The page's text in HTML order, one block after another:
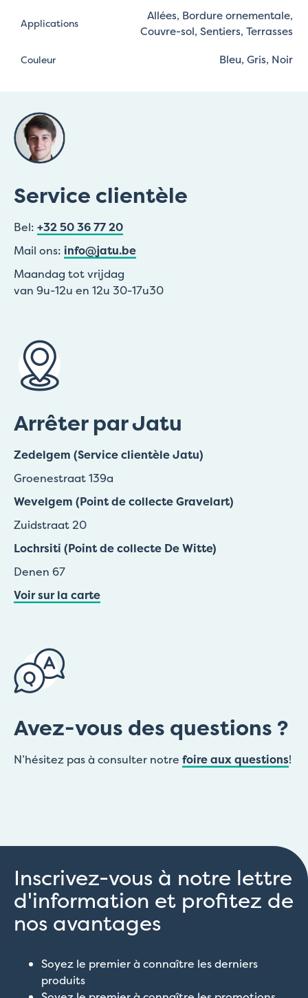
Applications
Allées, Bordure ornementale,
Couvre-sol, Sentiers, Terrasses
Couleur Bleu, Gris, Noir
Service clientèle
Bel: +32 50 36 77 20
Mail ons: info@jatu.be
Maandag tot vrijdag
van 9u-12u en 12u 30-17u30
Arrêter par Jatu
Zedelgem (Service clientèle Jatu)
Groenestraat 139a
Wevelgem (Point de collecte Gravelart)
Zuidstraat 20
Lochrsiti (Point de collecte De Witte)
Denen 67
Voir sur la carte
Avez-vous des questions ?
N’hésitez pas à consulter notre foire aux questions!
Inscrivez-vous à notre lettre
d'information et profitez de
nos avantages
Soyez le premier à connaître les derniers
produits